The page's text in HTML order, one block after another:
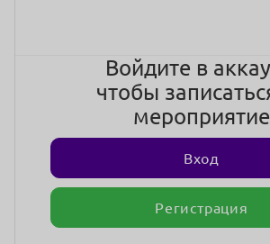
Войдите в
чтобы
мероприятие
Вход
Регистрация